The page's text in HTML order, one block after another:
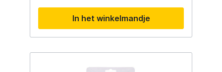
In het winkelmandje